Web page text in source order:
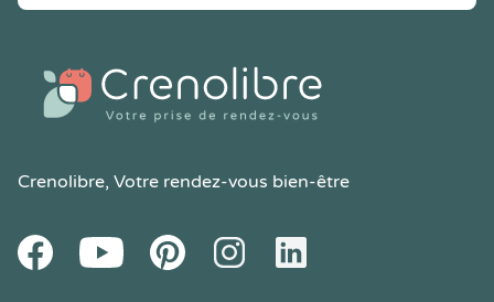
Crenolibre, Votre rendez-vous bien-être
FacebookYoutube PinteresetInstagramLinkedIn